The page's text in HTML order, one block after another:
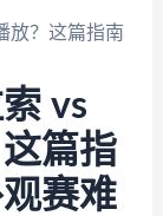
放？这篇指南
vs
篇指
赛难